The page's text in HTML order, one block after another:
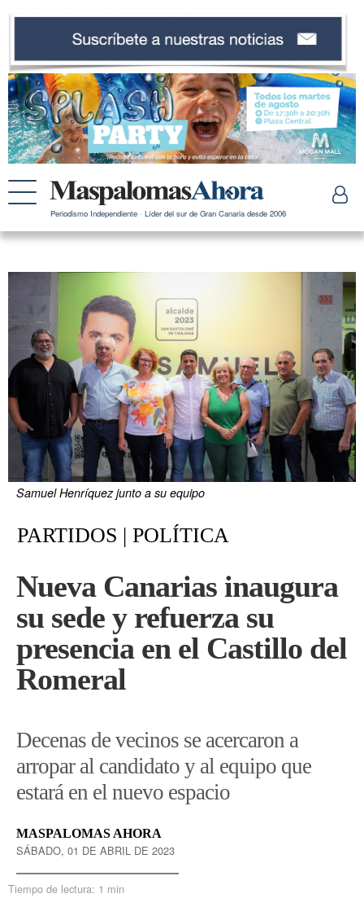
Periodismo Independiente · Líder del sur de Gran Canaria desde 2006
Samuel Henríquez junto a su equipo
PARTIDOS | POLÍTICA
Nueva Canarias inaugura
su sede y refuerza su
presencia en el Castillo del
Romeral
Decenas de vecinos se acercaron a
arropar al candidato y al equipo que
estará en el nuevo espacio
MASPALOMAS AHORA
SÁBADO, 01 DE ABRIL DE 2023
Tiempo de lectura: 1 min